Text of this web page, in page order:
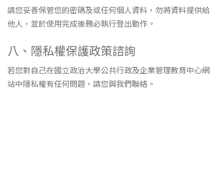
請您妥善保管您的密碼及或任何個人資料，勿將資料提供給
他人，並於使用完成後務必執行登出動作。
八、隱私權保護政策諮詢
若您對自己在國立政治大學公共行政及企業管理教育中心網
站中隱私權有任何問題，請您與我們聯絡。